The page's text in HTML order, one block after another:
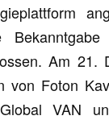
Am
von Foton
VAN